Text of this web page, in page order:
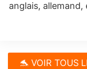
anglais,
🐬 VOIR TOUS